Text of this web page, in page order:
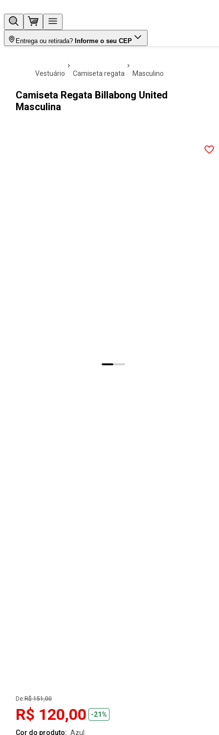
Entrega ou retirada? Informe o seu CEP
vestuário camiseta regata masculino
Camiseta Regata Billabong United
Masculina
De:R$ 151,00
R$ 120,00 -21%
Cor do produto: azul